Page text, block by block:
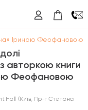
Іриною Феофановою
авторкою книги
Феофановою
Hall (Київ, Пр-т Степана